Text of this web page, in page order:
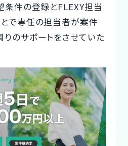
条件の登録とFLEXY担当
で専任の担当者が案件
のサポートをさせていた